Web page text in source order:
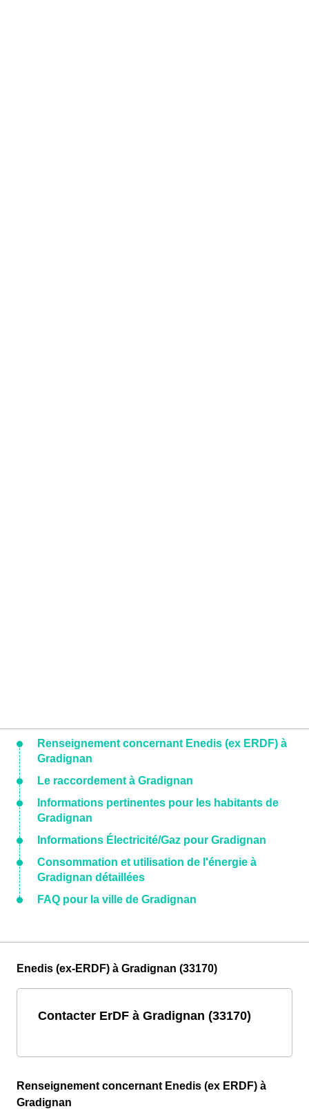
Renseignement concernant Enedis (ex ERDF) à
Gradignan
Le raccordement à Gradignan
Informations pertinentes pour les habitants de
Gradignan
Informations Électricité/Gaz pour Gradignan
Consommation et utilisation de l'énergie à
Gradignan détaillées
FAQ pour la ville de Gradignan
Enedis (ex-ERDF) à Gradignan (33170)
Contacter ErDF à Gradignan (33170)
Renseignement concernant Enedis (ex ERDF) à
Gradignan